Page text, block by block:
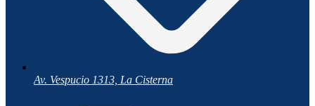
Av. Vespucio 1313, La Cisterna